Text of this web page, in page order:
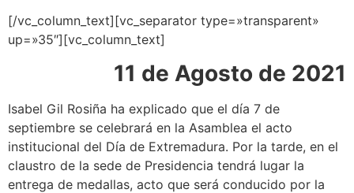
[/vc_column_text][vc_separator type=»transparent»
up=»35″][vc_column_text]
11 de Agosto de 2021
Isabel Gil Rosiña ha explicado que el día 7 de
septiembre se celebrará en la Asamblea el acto
institucional del Día de Extremadura. Por la tarde, en el
claustro de la sede de Presidencia tendrá lugar la
entrega de medallas, acto que será conducido por la